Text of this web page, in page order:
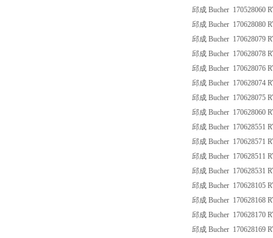
邱成 Bucher 170528060
邱成 Bucher 170628080
邱成 Bucher 170628079
邱成 Bucher 170628078
邱成 Bucher 170628076
邱成 Bucher 170628074
邱成 Bucher 170628075
邱成 Bucher 170628060
邱成 Bucher 170628551
邱成 Bucher 170628571
邱成 Bucher 170628511
邱成 Bucher 170628531
邱成 Bucher 170628105
邱成 Bucher 170628168
邱成 Bucher 170628170
邱成 Bucher 170628169